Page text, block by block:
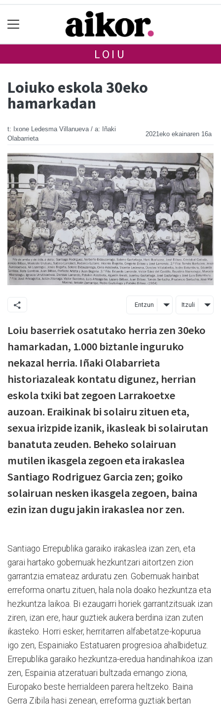
LOIU
Loiuko eskola 30eko
hamarkadan
t: Ixone Ledesma Villanueva / a: Iñaki
Olabarrieta
2021eko ekainaren 16a
Entzun Itzuli
Loiu baserriek osatutako herria zen 30eko
hamarkadan, 1.000 biztanle inguruko
nekazal herria. Iñaki Olabarrieta
historiazaleak kontatu digunez, herrian
eskola txiki bat zegoen Larrakoetxe
auzoan. Eraikinak bi solairu zituen eta,
sexua irizpide izanik, ikasleak bi solairutan
banatuta zeuden. Beheko solairuan
mutilen ikasgela zegoen eta irakaslea
Santiago Rodriguez Garcia zen; goiko
solairuan nesken ikasgela zegoen, baina
ezin izan dugu jakin irakaslea nor zen.
Santiago Errepublika garaiko irakaslea izan zen, eta
garai hartako gobernuak hezkuntzari aitortzen zion
garrantzia emateaz arduratu zen. Gobernuak hainbat
erreforma onartu zituen, hala nola doako hezkuntza eta
hezkuntza laikoa. Bi ezaugarri horiek garrantzitsuak izan
ziren, izan ere, haur guztiek aukera berdina izan zuten
ikasteko. Horri esker, herritarren alfabetatze-kopurua
igo zen, Espainiako Estatuaren progresioa ahalbidetuz.
Errepublika garaiko hezkuntza-eredua handinahikoa izan
zen, Espainia atzeratuari bultzada emango ziona,
Europako beste herrialdeen parera heltzeko. Baina
Gerra Zibila hasi zenean, erreforma guztiak bertan